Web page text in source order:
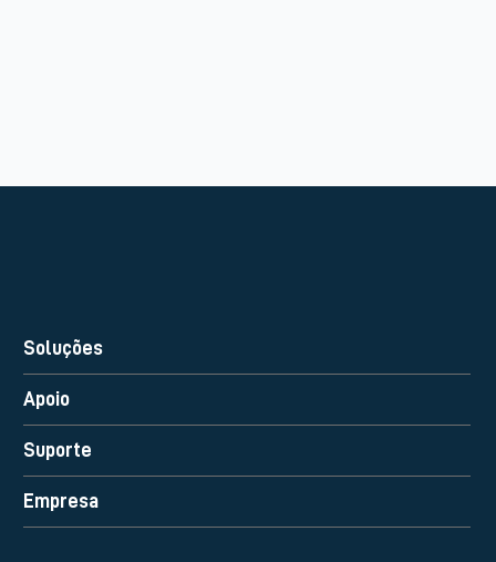
Soluções
Apoio
Suporte
Empresa